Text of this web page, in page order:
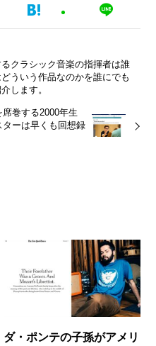
クラシック音楽の指揮者は誰
ういう作品なのかを誰にでも
します。
巻する2000年生
ーは早くも回想録
ダ・ポンテの子孫がアメリ